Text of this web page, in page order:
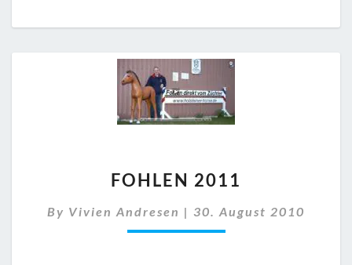
2011
FOHLEN 2011
By Vivien Andresen | 30. August 2010